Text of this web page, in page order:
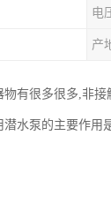
电
产
有很多很多,非
水泵的主要作